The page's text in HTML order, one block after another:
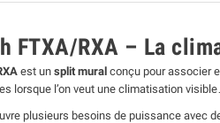
FTXA/RXA – La
est un split mural conçu pour associer
lorsque l’on veut une climatisation
plusieurs besoins de puissance avec